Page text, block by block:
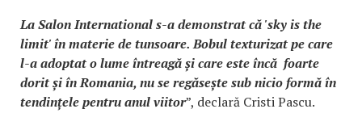
La Salon International s-a demonstrat că 'sky is the
limit' în materie de tunsoare. Bobul texturizat pe care
l-a adoptat o lume întreagă și care este încă foarte
dorit și în Romania, nu se regăsește sub nicio formă în
tendințele pentru anul viitor”, declară Cristi Pascu.